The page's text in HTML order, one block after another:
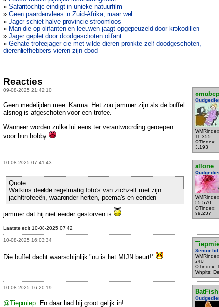
» Safaritochtje eindigt in unieke natuurfilm
» Geen paardenvlees in Zuid-Afrika, maar wel...
» Jager schiet halve provincie stroomloos
» Man die op olifanten en leeuwen jaagt opgepeuzeld door krokodillen
» Jager geplet door doodgeschoten olifant
» Gehate trofeejager die met wilde dieren pronkte zelf doodgeschoten,
dierenliefhebbers vieren zijn dood
Reacties
09-08-2025 21:42:10
omabep
11.355
OTindex:
3.193
Geen medelijden mee. Karma. Het zou jammer zijn als de buffel
alsnog is afgeschoten voor een trofee.
Wanneer worden zulke lui eens ter verantwoording geroepen
voor hun hobby
10-08-2025 07:41:43
allone
55.570
OTindex:
99.237
Quote:
Watkins deelde regelmatig foto's van zichzelf met zijn
jachttrofeeën, waaronder herten, poema's en eenden
jammer dat hij niet eerder gestorven is
Laatste edit 10-08-2025 07:42
10-08-2025 16:03:34
Senior lid
240
OTindex:
Wnplts:
Die buffel dacht waarschijnlijk "nu is het MIJN beurt!"
10-08-2025 16:20:19
BatFish
@Tiepmiep: En daar had hij groot gelijk in!